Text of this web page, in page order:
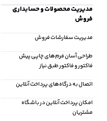
مدیریت محصولات و حسابداری
فروش
مدیریت سفارشات فروش
طراحی آسان فرم‌های چاپی پیش
فاکتور و فاکتور طبق نیاز
اتصال به درگاه‌های پرداخت آنلاین
امکان پرداخت آنلاین در باشگاه
مشتریان